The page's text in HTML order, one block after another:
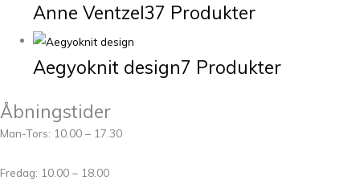
Anne Ventzel37 Produkter
Aegyoknit design7 Produkter
Åbningstider
Man-Tors: 10.00 – 17.30
Fredag: 10.00 – 18.00